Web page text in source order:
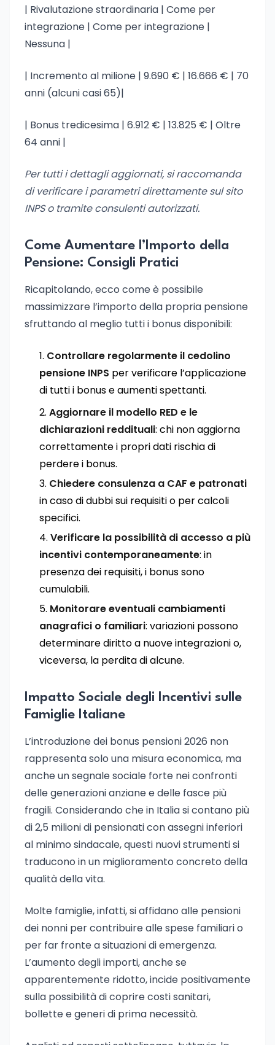
| Rivalutazione straordinaria | Come per
integrazione | Come per integrazione |
Nessuna |
| Incremento al milione | 9.690 € | 16.666 € | 70
anni (alcuni casi 65)|
| Bonus tredicesima | 6.912 € | 13.825 € | Oltre
64 anni |
Per tutti i dettagli aggiornati, si raccomanda
di verificare i parametri direttamente sul sito
INPS o tramite consulenti autorizzati.
Come Aumentare l’Importo della
Pensione: Consigli Pratici
Ricapitolando, ecco come è possibile
massimizzare l’importo della propria pensione
sfruttando al meglio tutti i bonus disponibili:
Controllare regolarmente il cedolino
pensione INPS per verificare l’applicazione
di tutti i bonus e aumenti spettanti.
Aggiornare il modello RED e le
dichiarazioni reddituali: chi non aggiorna
correttamente i propri dati rischia di
perdere i bonus.
Chiedere consulenza a CAF e patronati
in caso di dubbi sui requisiti o per calcoli
specifici.
Verificare la possibilità di accesso a più
incentivi contemporaneamente: in
presenza dei requisiti, i bonus sono
cumulabili.
Monitorare eventuali cambiamenti
anagrafici o familiari: variazioni possono
determinare diritto a nuove integrazioni o,
viceversa, la perdita di alcune.
Impatto Sociale degli Incentivi sulle
Famiglie Italiane
L’introduzione dei bonus pensioni 2026 non
rappresenta solo una misura economica, ma
anche un segnale sociale forte nei confronti
delle generazioni anziane e delle fasce più
fragili. Considerando che in Italia si contano più
di 2,5 milioni di pensionati con assegni inferiori
al minimo sindacale, questi nuovi strumenti si
traducono in un miglioramento concreto della
qualità della vita.
Molte famiglie, infatti, si affidano alle pensioni
dei nonni per contribuire alle spese familiari o
per far fronte a situazioni di emergenza.
L’aumento degli importi, anche se
apparentemente ridotto, incide positivamente
sulla possibilità di coprire costi sanitari,
bollette e generi di prima necessità.